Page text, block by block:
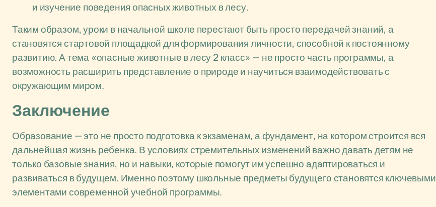
и изучение поведения опасных животных в лесу.
Таким образом, уроки в начальной школе перестают быть просто передачей знаний, а
становятся стартовой площадкой для формирования личности, способной к постоянному
развитию. А тема «опасные животные в лесу 2 класс» — не просто часть программы, а
возможность расширить представление о природе и научиться взаимодействовать с
окружающим миром.
Заключение
Образование — это не просто подготовка к экзаменам, а фундамент, на котором строится вся
дальнейшая жизнь ребенка. В условиях стремительных изменений важно давать детям не
только базовые знания, но и навыки, которые помогут им успешно адаптироваться и
развиваться в будущем. Именно поэтому школьные предметы будущего становятся ключевыми
элементами современной учебной программы.